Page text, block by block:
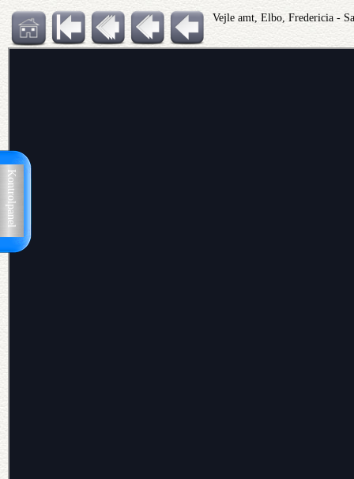
Kontrolpanel
Vejle amt, Elbo, Fredericia -